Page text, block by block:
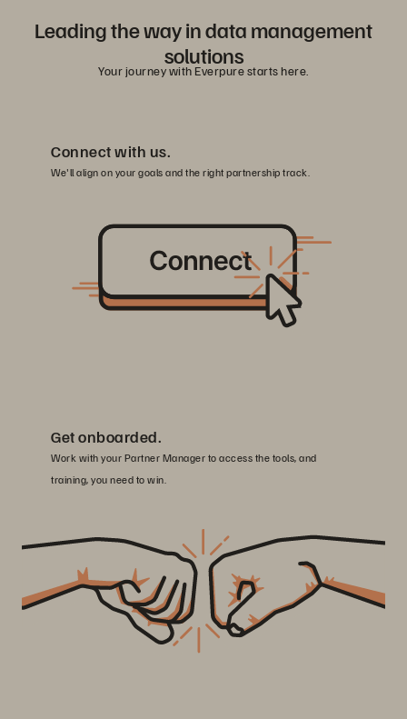
Leading the way in data management
solutions
Your journey with Everpure starts here.
Connect with us.
We'll align on your goals and the right partnership track.
Get onboarded.
Work with your Partner Manager to access the tools, and
training, you need to win.